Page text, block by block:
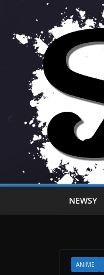
NEWSY
ANIME